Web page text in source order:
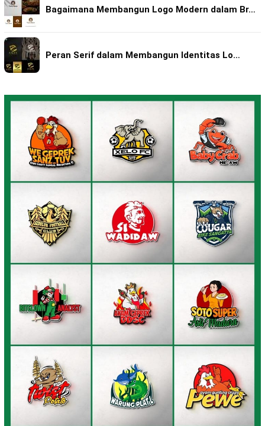
Bagaimana Membangun Logo Modern dalam Br…
Peran Serif dalam Membangun Identitas Lo…